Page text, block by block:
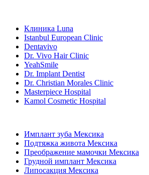
Клиника Luna
Istanbul European Clinic
Dentavivo
Dr. Vivo Hair Clinic
YeahSmile
Dr. Implant Dentist
Dr. Christian Morales Clinic
Masterpiece Hospital
Kamol Cosmetic Hospital
Имплант зуба Мексика
Подтяжка живота Мексика
Преображение мамочки Мексика
Грудной имплант Мексика
Липосакция Мексика